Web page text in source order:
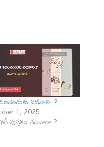
చదవాలి..?
1, 2025
పుస్తకం చదివారా ?"